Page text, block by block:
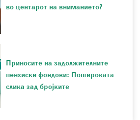
во центарот на вниманието?
Приносите на задолжителните
пензиски фондови: Пошироката
слика зад бројките